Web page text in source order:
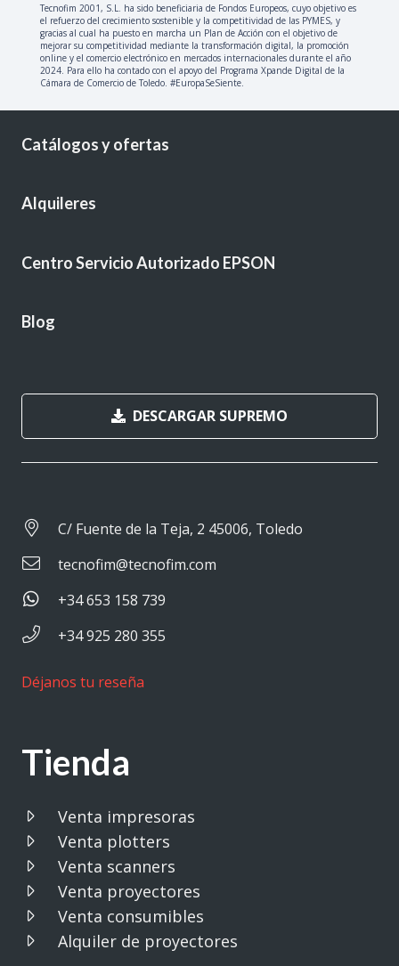
Tecnofim 2001, S.L. ha sido beneficiaria de Fondos Europeos, cuyo objetivo es
el refuerzo del crecimiento sostenible y la competitividad de las PYMES, y
gracias al cual ha puesto en marcha un Plan de Acción con el objetivo de
mejorar su competitividad mediante la transformación digital, la promoción
online y el comercio electrónico en mercados internacionales durante el año
2024. Para ello ha contado con el apoyo del Programa Xpande Digital de la
Cámara de Comercio de Toledo. #EuropaSeSiente.
Catálogos y ofertas
Alquileres
Centro Servicio Autorizado EPSON
Blog
DESCARGAR SUPREMO
C/ Fuente de la Teja, 2 45006, Toledo
tecnofim@tecnofim.com
+34 653 158 739
+34 925 280 355
Déjanos tu reseña
Tienda
Venta impresoras
Venta plotters
Venta scanners
Venta proyectores
Venta consumibles
Alquiler de proyectores